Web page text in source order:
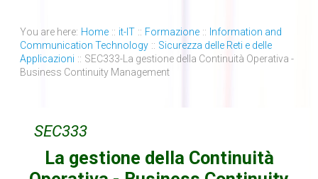
You are here: Home :: it-IT :: Formazione :: Information and
Communication Technology :: Sicurezza delle Reti e delle
Applicazioni :: SEC333-La gestione della Continuità Operativa -
Business Continuity Management
SEC333
La gestione della Continuità